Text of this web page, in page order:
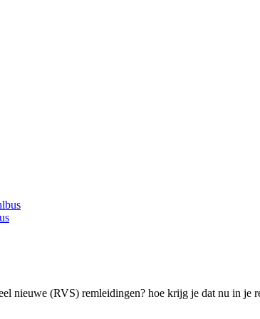
nieuwe (RVS) remleidingen? hoe krijg je dat nu in